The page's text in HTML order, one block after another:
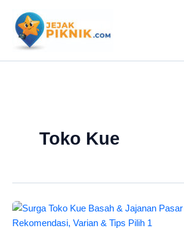
konten
Toko Kue